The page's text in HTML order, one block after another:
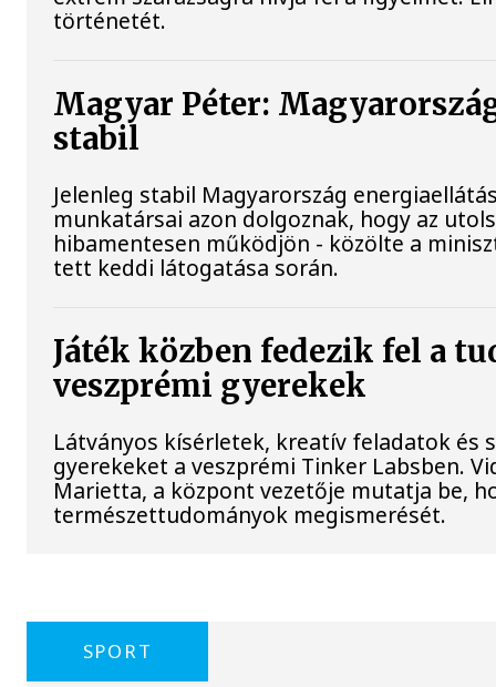
történetét.
Magyar Péter:
stabil
Jelenleg stabil Magyarország
munkatársai azon dolgoznak, hogy az
hibamentesen működjön - közölte a
tett keddi látogatása során.
Játék közben fedezik fel a
veszprémi gyerekek
Látványos kísérletek, kreatív feladatok és
gyerekeket a veszprémi Tinker Labsben.
Marietta, a központ vezetője mutatja be,
természettudományok megismerését.
SPORT